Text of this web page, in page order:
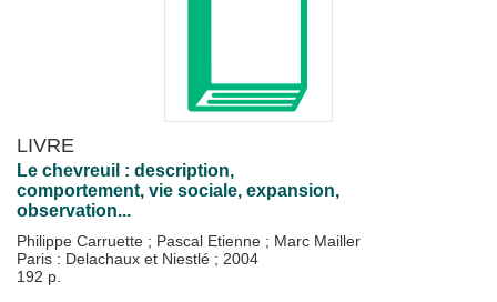
LIVRE
Le chevreuil : description,
comportement, vie sociale, expansion,
observation...
Philippe Carruette ; Pascal Etienne ; Marc Mailler
Paris : Delachaux et Niestlé ; 2004
192 p.